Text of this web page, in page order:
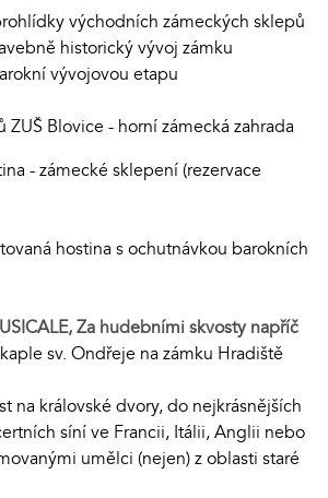
východních zámeckých sklepů
historický vývoj zámku
vývojovou etapu
ZUŠ Blovice - horní zámecká zahrada
- zámecké sklepení (rezervace
hostina s ochutnávkou barokních
Za hudebními skvosty napříč
sv. Ondřeje na zámku Hradiště
na královské dvory, do nejkrásnějších
síní ve Francii, Itálii, Anglii nebo
umělci (nejen) z oblasti staré